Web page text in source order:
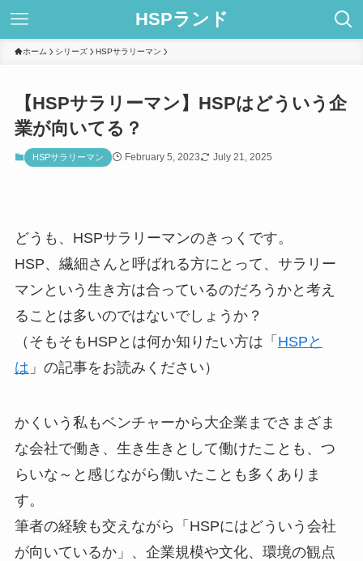
HSPランド
ホーム シリーズ HSPサラリーマン
【HSPサラリーマン】HSPはどういう企
業が向いてる？
HSPサラリーマン February 5, 2023 July 21, 2025
どうも、HSPサラリーマンのきっくです。
HSP、繊細さんと呼ばれる方にとって、サラリー
マンという生き方は合っているのだろうかと考え
ることは多いのではないでしょうか？
（そもそもHSPとは何か知りたい方は「 HSPと
は 」の記事をお読みください）
かくいう私もベンチャーから大企業までさまざま
な会社で働き、生き生きとして働けたことも、つ
らいな～と感じながら働いたことも多くありま
す。
筆者の経験も交えながら「HSPにはどういう会社
が向いているか」、企業規模や文化、環境の観点